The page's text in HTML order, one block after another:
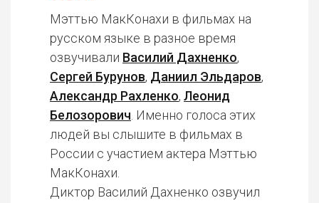
Мэттью МакКонахи в фильмах на
русском языке в разное время
озвучивали Василий Дахненко,
Сергей Бурунов, Даниил Эльдаров,
Александр Рахленко, Леонид
Белозорович . Именно голоса этих
людей вы слышите в фильмах в
России с участием актера Мэттью
МакКонахи.
Диктор Василий Дахненко озвучил